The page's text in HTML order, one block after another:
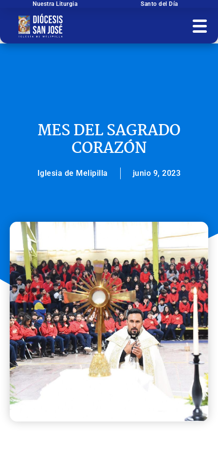
contenido
Nuestra Liturgia Santo del Día
MES DEL SAGRADO
CORAZÓN
Iglesia de Melipilla junio 9, 2023